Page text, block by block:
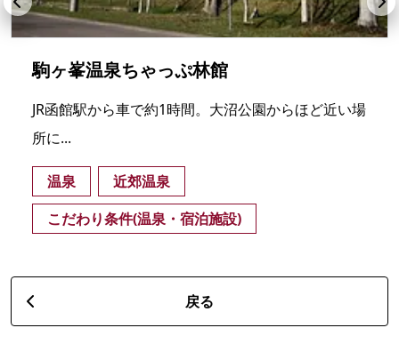
駒ヶ峯温泉ちゃっぷ林館
JR函館駅から車で約1時間。大沼公園からほど近い場
所に...
温泉
近郊温泉
こだわり条件(温泉・宿泊施設)
戻る